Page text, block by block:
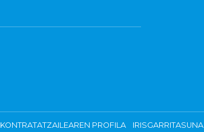
KONTRATATZAILEAREN PROFILA IRISGARRITASUNA